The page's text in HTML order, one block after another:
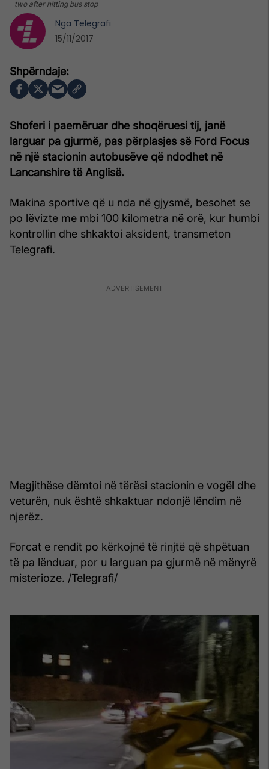
two after hitting bus stop
Shoferi i paemëruar dhe shoqëruesi tij, janë
larguar pa gjurmë, pas përplasjes së Ford Focus
në një stacionin autobusëve që ndodhet në
Lancanshire të Anglisë.
Makina sportive që u nda në gjysmë, besohet se
po lëvizte me mbi 100 kilometra në orë, kur humbi
kontrollin dhe shkaktoi aksident, transmeton
Telegrafi.
Megjithëse dëmtoi në tërësi stacionin e vogël dhe
veturën, nuk është shkaktuar ndonjë lëndim në
njerëz.
Forcat e rendit po kërkojnë të rinjtë që shpëtuan
të pa lënduar, por u larguan pa gjurmë në mënyrë
misterioze. /Telegrafi/
Nga Telegrafi
15/11/2017